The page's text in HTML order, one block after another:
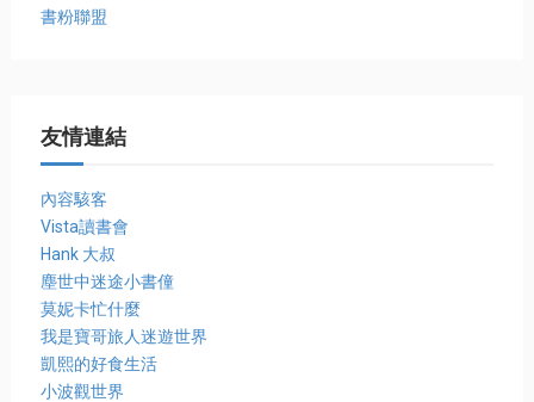
書粉聯盟
友情連結
內容駭客
Vista讀書會
Hank 大叔
塵世中迷途小書僮
莫妮卡忙什麼
我是寶哥旅人迷遊世界
凱熙的好食生活
小波觀世界